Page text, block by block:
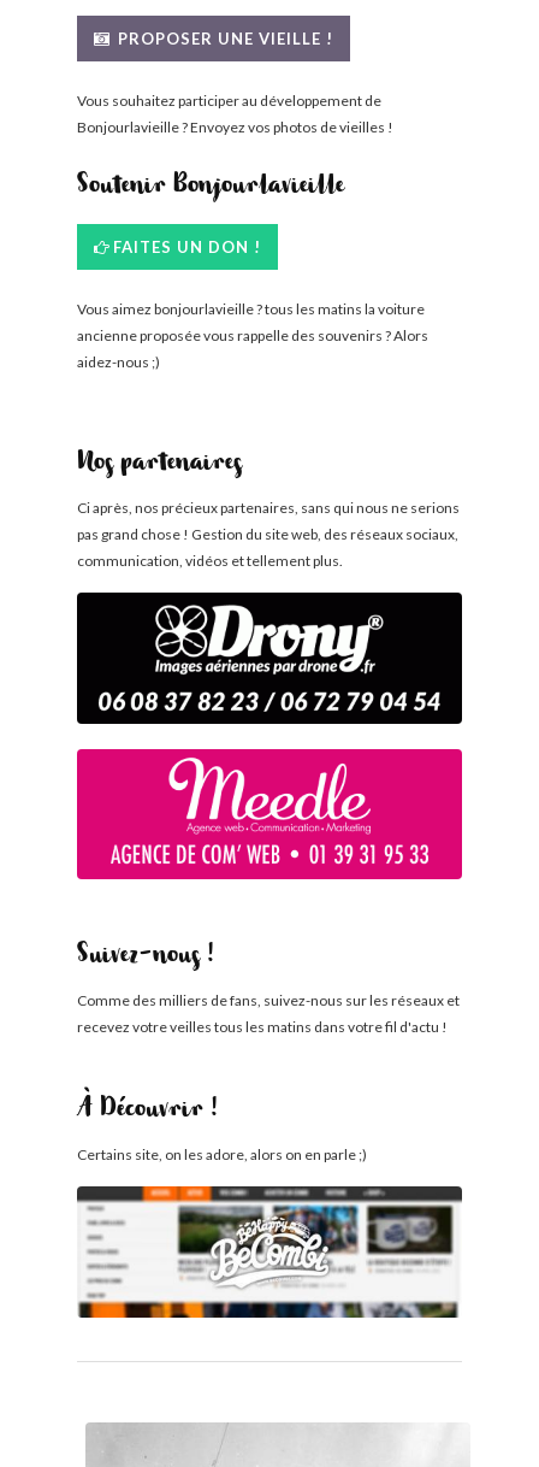
PROPOSER UNE VIEILLE !
Vous souhaitez participer au développement de
Bonjourlavieille ? Envoyez vos photos de vieilles !
Soutenir Bonjourlavieille
FAITES UN DON !
Vous aimez bonjourlavieille ? tous les matins la voiture
ancienne proposée vous rappelle des souvenirs ? Alors
aidez-nous ;)
Nos partenaires
Ci après, nos précieux partenaires, sans qui nous ne serions
pas grand chose ! Gestion du site web, des réseaux sociaux,
communication, vidéos et tellement plus.
Suivez-nous !
Comme des milliers de fans, suivez-nous sur les réseaux et
recevez votre veilles tous les matins dans votre fil d'actu !
À Découvrir !
Certains site, on les adore, alors on en parle ;)